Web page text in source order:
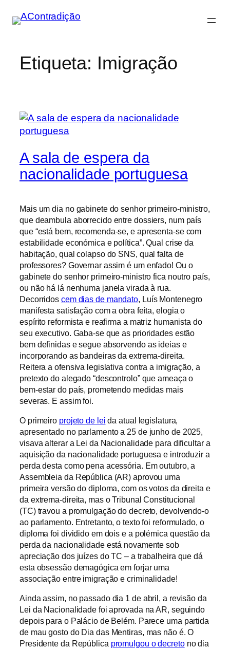
para
Etiqueta: Imigração
A sala de espera da
nacionalidade portuguesa
Mais um dia no gabinete do senhor primeiro-ministro,
que deambula aborrecido entre dossiers, num país
que “está bem, recomenda-se, e apresenta-se com
estabilidade económica e política”. Qual crise da
habitação, qual colapso do SNS, qual falta de
professores? Governar assim é um enfado! Ou o
gabinete do senhor primeiro-ministro fica noutro país,
ou não há lá nenhuma janela virada à rua.
Decorridos cem dias de mandato, Luís Montenegro
manifesta satisfação com a obra feita, elogia o
espírito reformista e reafirma a matriz humanista do
seu executivo. Gaba-se que as prioridades estão
bem definidas e segue absorvendo as ideias e
incorporando as bandeiras da extrema-direita.
Reitera a ofensiva legislativa contra a imigração, a
pretexto do alegado “descontrolo” que ameaça o
bem-estar do país, prometendo medidas mais
severas. E assim foi.
O primeiro projeto de lei da atual legislatura,
apresentado no parlamento a 25 de junho de 2025,
visava alterar a Lei da Nacionalidade para dificultar a
aquisição da nacionalidade portuguesa e introduzir a
perda desta como pena acessória. Em outubro, a
Assembleia da República (AR) aprovou uma
primeira versão do diploma, com os votos da direita e
da extrema-direita, mas o Tribunal Constitucional
(TC) travou a promulgação do decreto, devolvendo-o
ao parlamento. Entretanto, o texto foi reformulado, o
diploma foi dividido em dois e a polémica questão da
perda da nacionalidade está novamente sob
apreciação dos juízes do TC – a trabalheira que dá
esta obsessão demagógica em forjar uma
associação entre imigração e criminalidade!
Ainda assim, no passado dia 1 de abril, a revisão da
Lei da Nacionalidade foi aprovada na AR, seguindo
depois para o Palácio de Belém. Parece uma partida
de mau gosto do Dia das Mentiras, mas não é. O
Presidente da República promulgou o decretono dia